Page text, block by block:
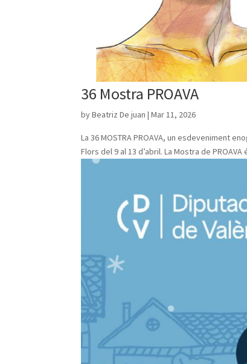
36 Mostra PROAVA
byBeatriz De juan |Mar 11, 2026
La 36 MOSTRA PROAVA, un esdeveniment
Flors del 9 al 13 d’abril. La Mostra de